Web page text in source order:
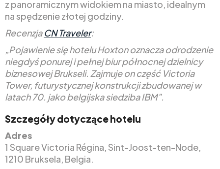
z panoramicznym widokiem na miasto, idealnym
na spędzenie złotej godziny.
RecenzjaCN Traveler:
„Pojawienie się hotelu Hoxton oznacza odrodzenie
niegdyś ponurej i pełnej biur północnej dzielnicy
biznesowej Brukseli. Zajmuje on część Victoria
Tower, futurystycznej konstrukcji zbudowanej w
latach 70. jako belgijska siedziba IBM”.
Szczegóły dotyczące hotelu
Adres
1 Square Victoria Régina, Sint-Joost-ten-Node,
1210 Bruksela, Belgia.